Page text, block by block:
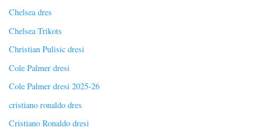
Chelsea dres
Chelsea Trikots
Christian Pulisic dresi
Cole Palmer dresi
Cole Palmer dresi 2025-26
cristiano ronaldo dres
Cristiano Ronaldo dresi